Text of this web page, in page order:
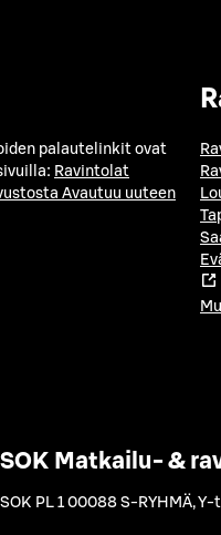
palautelinkit ovat
Ravintolat
Avautuu uuteen
SOK Matkailu- &
SOK PL 1 00088 S-RYHMÄ,Y-